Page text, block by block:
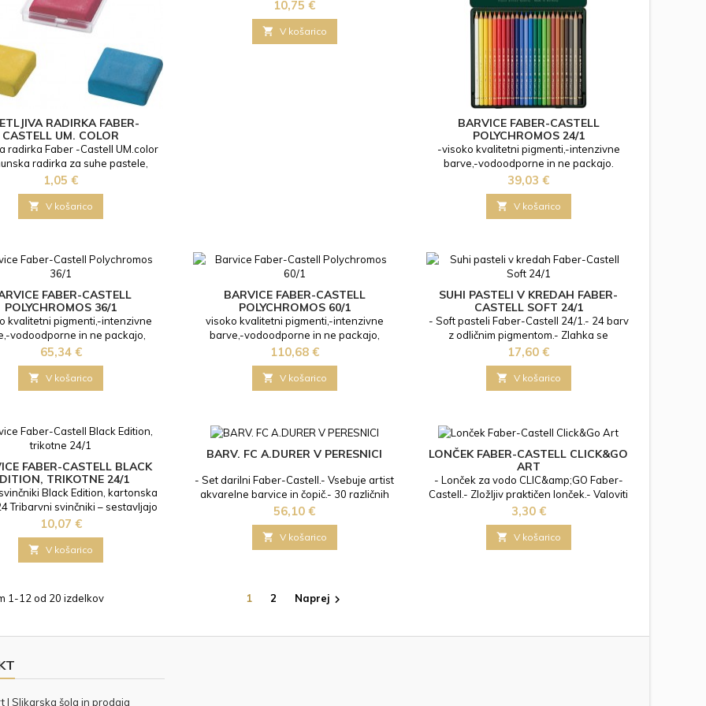
RADIRKA FABER-
CASTELL UM. COLOR
radirka Faber -Castell UM.color
radirka za suhe pastele,
barvice. Uporabljamo jo lahko
dolgo, v kolikor se umaže, jo je
lahko očistiti. Za vsakega
umetnika, nepogrešljiva in
različnih tehnikah.
Cena
1,05 €
 V košarico
bogate pastelne učinke. Žive barve so
idealne za tehnike enkavstike, pastel in
strganje in še nešteto drugih kombiniranih
Cena
10,75 €
 V košarico
BARVICE FABER-CASTELL
POLYCHROMOS 24/1
-visoko kvalitetni pigmenti,-intenzivne
barve,-vodoodporne in ne packajo.
Cena
39,03 €
 V košarico
FABER-CASTELL
POLYCHROMOS 36/1
kvalitetni pigmenti,-intenzivne
vodoodporne in ne packajo,
Cena
65,34 €
 V košarico
BARVICE FABER-CASTELL
POLYCHROMOS 60/1
visoko kvalitetni pigmenti,-intenzivne
barve,-vodoodporne in ne packajo,
Cena
110,68 €
 V košarico
SUHI PASTELI V KREDAH FABER-
CASTELL SOFT 24/1
- Soft pasteli Faber-Castell 24/1.- 24 barv
z odličnim pigmentom.- Zlahka se
razmažejo s prstom, krpo ali čopičem.-
Pasteli so idelani tako za začetnike kot
izkušene umetnike.
Cena
17,60 €
 V košarico
FABER-CASTELL BLACK
TRIKOTNE 24/1
Black Edition, kartonska
Tribarvni svinčniki – sestavljajo
odtenki, ki jih posebej izberejo
umetnosti. Njegova trikotna
boljši nadzor in udobje za
male prste. Gladki površine
svinca zagotavljajo boljšo
pokritost in ustvarjajo...
Cena
10,07 €
 V košarico
BARV. FC A.DURER V PERESNICI
- Set darilni Faber-Castell.- Vsebuje artist
akvarelne barvice in čopič.- 30 različnih
barv intenzivnih odtenkov z akvarelnim
učinkom.- Praktično pakiranje v roll etuiju.
Cena
56,10 €
 V košarico
LONČEK FABER-CASTELL CLICK&GO
ART
- Lonček za vodo CLIC&amp;GO Faber-
Castell.- Zložljiv praktičen lonček.- Valoviti
robovi kamor lahko odložite čopič.-
Lonček lahko uporabite tudi za ošiljke od
barvic.
Cena
3,30 €
 V košarico
1-12 od 20 izdelkov 1 2 Naprej 
| Slikarska šola in prodaja